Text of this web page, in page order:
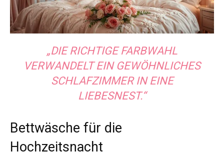
„DIE RICHTIGE FARBWAHL
VERWANDELT EIN GEWÖHNLICHES
SCHLAFZIMMER IN EINE
LIEBESNEST.“
Bettwäsche für die
Hochzeitsnacht